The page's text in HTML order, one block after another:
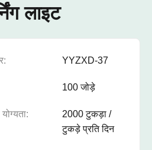
लाइट
YYZXD-37
100 जोड़े
2000 टुकड़ा /
टुकड़े प्रति दिन